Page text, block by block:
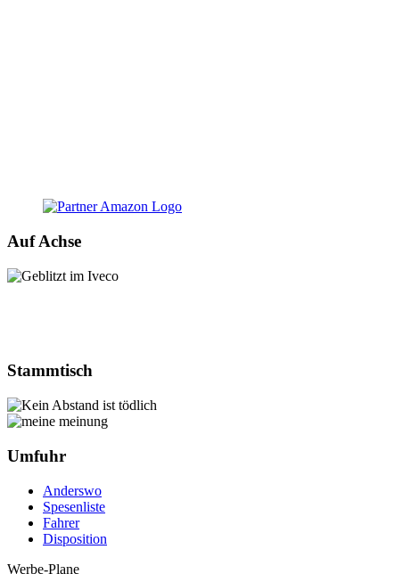
Auf Achse
Stammtisch
Umfuhr
Anderswo
Spesenliste
Fahrer
Disposition
Werbe-Plane